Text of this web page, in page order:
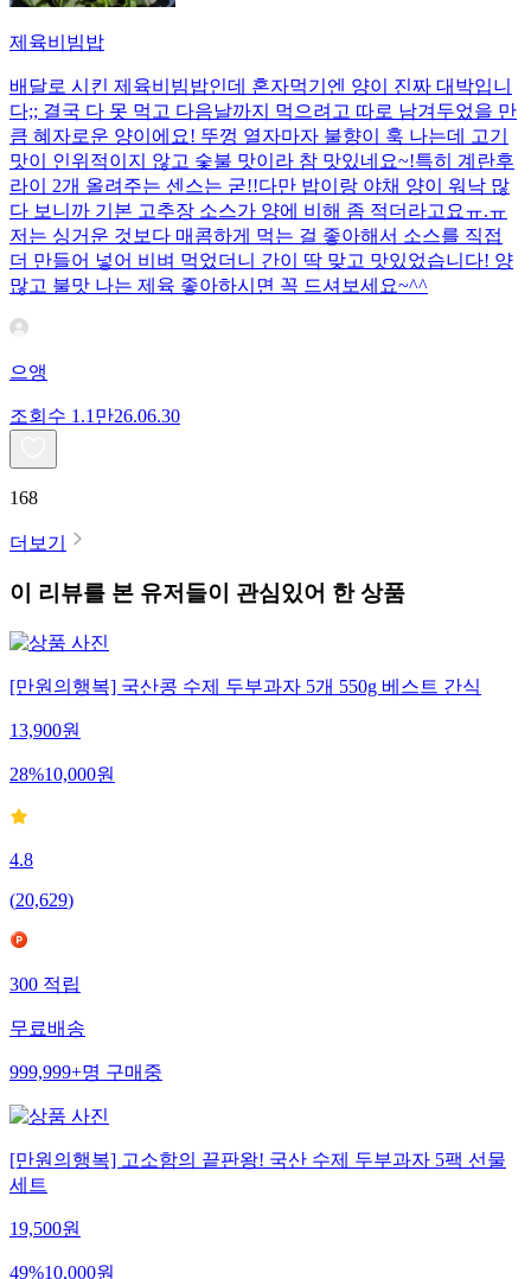
제육비빔밥
배달로 시킨 제육비빔밥인데 혼자먹기엔 양이 진짜 대박입니
다;; 결국 다 못 먹고 다음날까지 먹으려고 따로 남겨두었을 만
큼 혜자로운 양이에요! 뚜껑 열자마자 불향이 훅 나는데 고기
맛이 인위적이지 않고 숯불 맛이라 참 맛있네요~!특히 계란후
라이 2개 올려주는 센스는 굳!! ​다만 밥이랑 야채 양이 워낙 많
다 보니까 기본 고추장 소스가 양에 비해 좀 적더라고요ㅠ.ㅠ
저는 싱거운 것보다 매콤하게 먹는 걸 좋아해서 소스를 직접
더 만들어 넣어 비벼 먹었더니 간이 딱 맞고 맛있었습니다! 양
많고 불맛 나는 제육 좋아하시면 꼭 드셔보세요~^^
으앵
조회수 1.1만26.06.30
168
더보기
이 리뷰를 본 유저들이 관심있어 한 상품
[만원의행복] 국산콩 수제 두부과자 5개 550g 베스트 간식
13,900원
28%10,000원
4.8
(20,629)
300 적립
무료배송
999,999+명 구매중
[만원의행복] 고소함의 끝판왕! 국산 수제 두부과자 5팩 선물
세트
19,500원
49%10,000원